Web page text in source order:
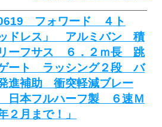
フォワード ４ト
ドレス」 アルミバン 積
ーフサス ６．２ｍ長 跳
ート ラッシング２段 バ
進補助 衝突軽減ブレー
本フルハーフ製 ６速Ｍ
月まで！」